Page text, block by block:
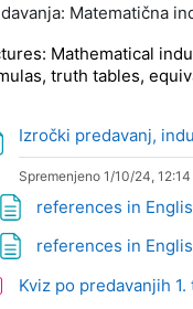
Matematična
Mathematical
truth tables,
Izročki predavanj,
Spremenjeno 1/10/24, 12:14
references in
references in
Kviz po predavanjih 1.